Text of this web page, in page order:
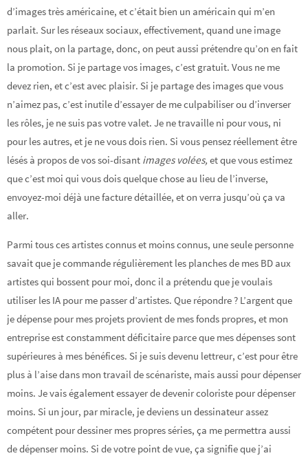
d’images très américaine, et c’était bien un américain qui m’en
parlait. Sur les réseaux sociaux, effectivement, quand une image
nous plait, on la partage, donc, on peut aussi prétendre qu’on en fait
la promotion. Si je partage vos images, c’est gratuit. Vous ne me
devez rien, et c’est avec plaisir. Si je partage des images que vous
n’aimez pas, c’est inutile d’essayer de me culpabiliser ou d’inverser
les rôles, je ne suis pas votre valet. Je ne travaille ni pour vous, ni
pour les autres, et je ne vous dois rien. Si vous pensez réellement être
lésés à propos de vos soi-disant images volées, et que vous estimez
que c’est moi qui vous dois quelque chose au lieu de l’inverse,
envoyez-moi déjà une facture détaillée, et on verra jusqu’où ça va
aller.
Parmi tous ces artistes connus et moins connus, une seule personne
savait que je commande régulièrement les planches de mes BD aux
artistes qui bossent pour moi, donc il a prétendu que je voulais
utiliser les IA pour me passer d’artistes. Que répondre ? L’argent que
je dépense pour mes projets provient de mes fonds propres, et mon
entreprise est constamment déficitaire parce que mes dépenses sont
supérieures à mes bénéfices. Si je suis devenu lettreur, c’est pour être
plus à l’aise dans mon travail de scénariste, mais aussi pour dépenser
moins. Je vais également essayer de devenir coloriste pour dépenser
moins. Si un jour, par miracle, je deviens un dessinateur assez
compétent pour dessiner mes propres séries, ça me permettra aussi
de dépenser moins. Si de votre point de vue, ça signifie que j’ai